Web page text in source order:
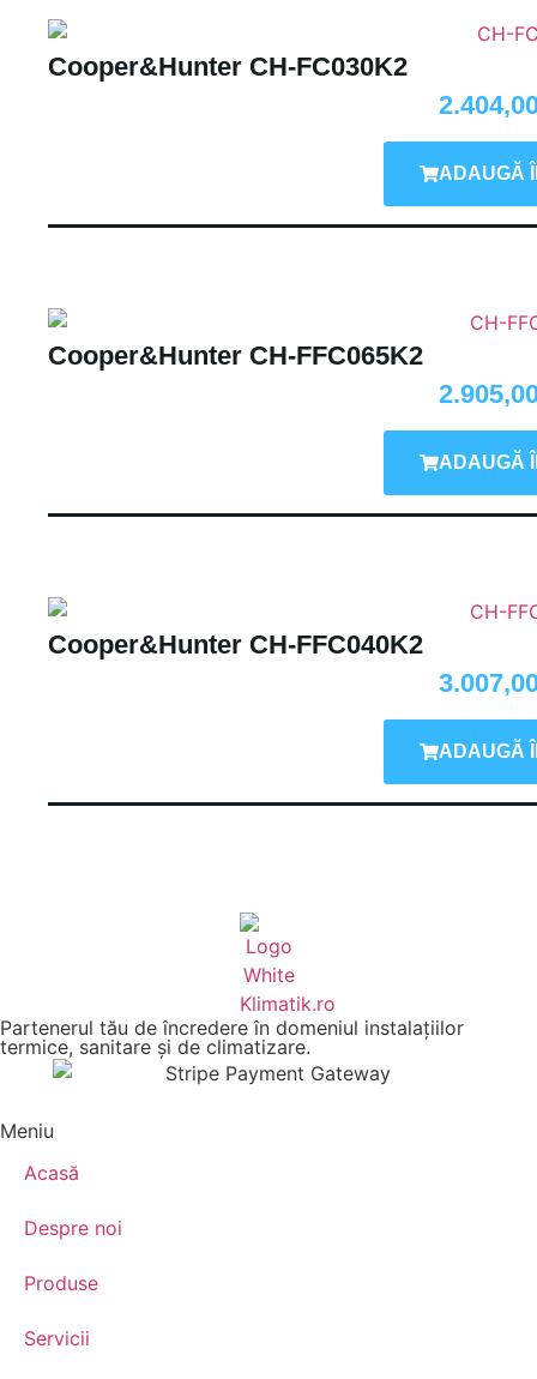
Cooper&Hunter CH-FC030K2
ADAUGĂ
Cooper&Hunter CH-FFC065K2
ADAUGĂ
Cooper&Hunter CH-FFC040K2
ADAUGĂ
Partenerul tău de încredere în domeniul instalațiilor
termice, sanitare și de climatizare.
Meniu
Acasă
Despre noi
Produse
Servicii